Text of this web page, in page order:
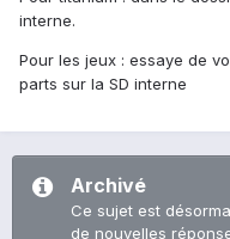
interne.
Pour les jeux : essaye de
parts sur la SD interne
Archivé
Ce sujet est
de nouvelles